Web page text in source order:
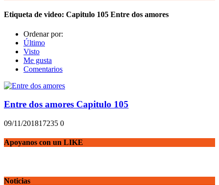
Etiqueta de video: Capitulo 105 Entre dos amores
Ordenar por:
Último
Visto
Me gusta
Comentarios
Entre dos amores Capitulo 105
09/11/201817235 0
Apoyanos con un LIKE
Noticias